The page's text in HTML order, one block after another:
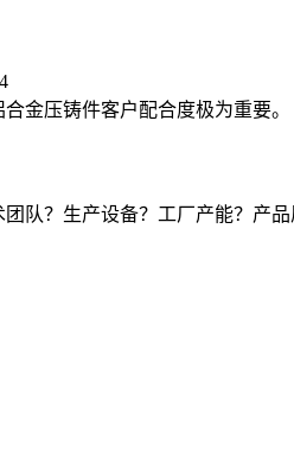
合金压铸件客户配合度极为重要。
队？生产设备？工厂产能？产